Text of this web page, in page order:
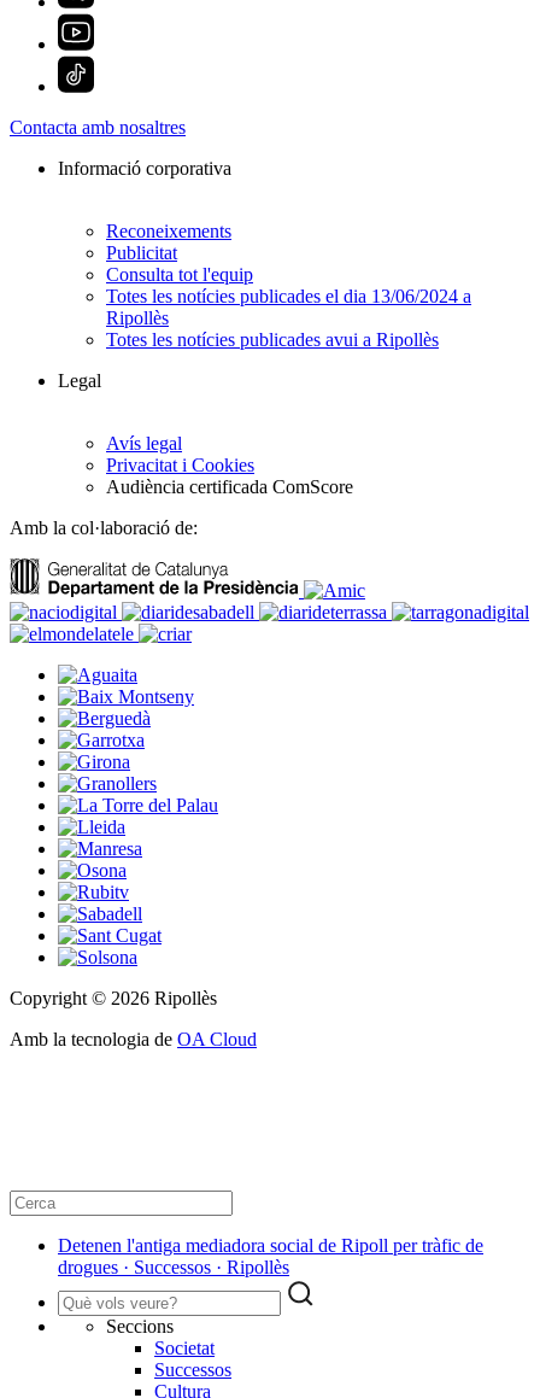
Contacta amb nosaltres
Informació corporativa
Reconeixements
Publicitat
Consulta tot l'equip
Totes les notícies publicades el dia 13/06/2024 a
Ripollès
Totes les notícies publicades avui a Ripollès
Legal
Avís legal
Privacitat i Cookies
Audiència certificada ComScore
Amb la col·laboració de:
Copyright © 2026 Ripollès
Amb la tecnologia de OA Cloud
Detenen l'antiga mediadora social de Ripoll per tràfic de
drogues · Successos · Ripollès
Seccions
Societat
Successos
Cultura